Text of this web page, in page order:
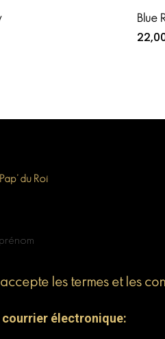
Blue
du Roi
les termes et les
courrier électronique: